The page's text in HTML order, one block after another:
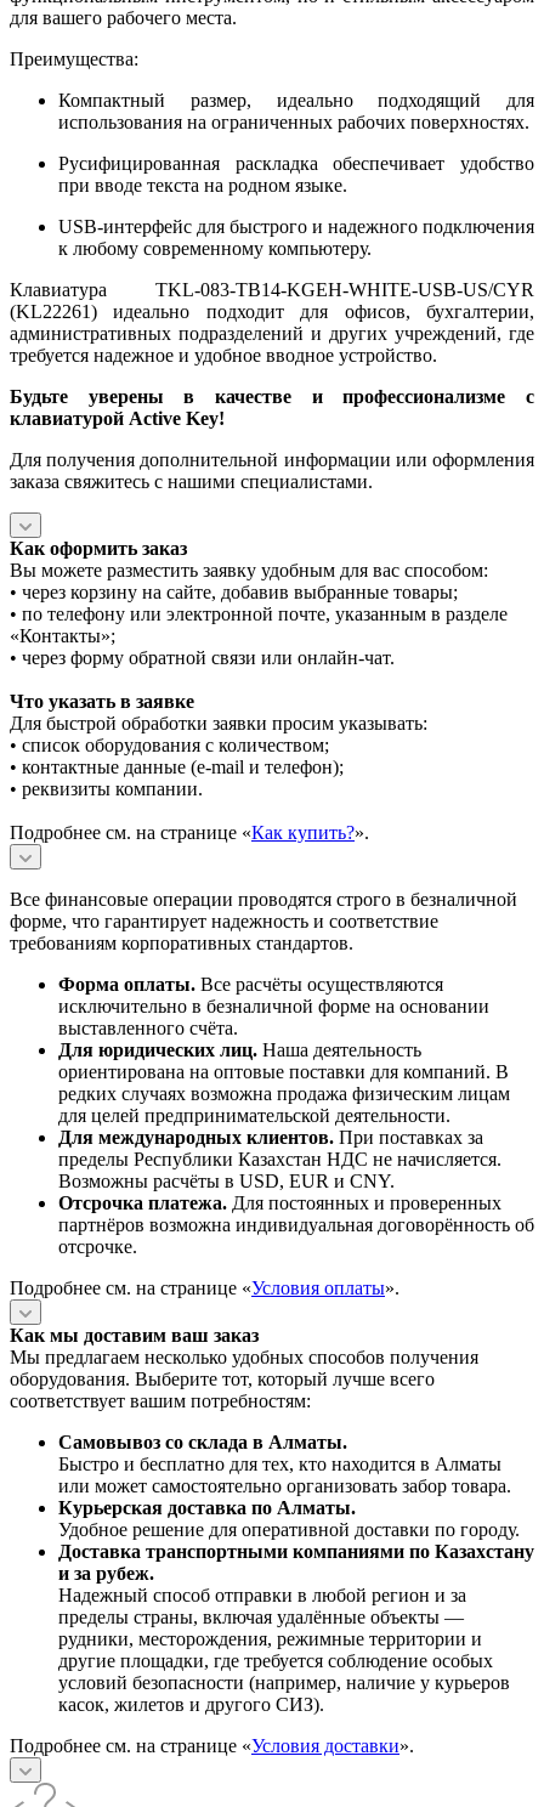
для вашего рабочего места.
Преимущества:
Компактный размер, идеально подходящий для
использования на ограниченных рабочих поверхностях.
Русифицированная раскладка обеспечивает удобство
при вводе текста на родном языке.
USB-интерфейс для быстрого и надежного подключения
к любому современному компьютеру.
Клавиатура TKL-083-TB14-KGEH-WHITE-USB-US/CYR
(KL22261) идеально подходит для офисов, бухгалтерии,
административных подразделений и других учреждений, где
требуется надежное и удобное вводное устройство.
Будьте уверены в качестве и профессионализме с
клавиатурой Active Key!
Для получения дополнительной информации или оформления
заказа свяжитесь с нашими специалистами.
Как оформить заказ
Вы можете разместить заявку удобным для вас способом:
• через корзину на сайте, добавив выбранные товары;
• по телефону или электронной почте, указанным в разделе
«Контакты»;
• через форму обратной связи или онлайн-чат.
Что указать в заявке
Для быстрой обработки заявки просим указывать:
• список оборудования с количеством;
• контактные данные (e-mail и телефон);
• реквизиты компании.
Подробнее см. на странице «Как купить?».
Все финансовые операции проводятся строго в безналичной
форме, что гарантирует надежность и соответствие
требованиям корпоративных стандартов.
Форма оплаты. Все расчёты осуществляются
исключительно в безналичной форме на основании
выставленного счёта.
Для юридических лиц. Наша деятельность
ориентирована на оптовые поставки для компаний. В
редких случаях возможна продажа физическим лицам
для целей предпринимательской деятельности.
Для международных клиентов. При поставках за
пределы Республики Казахстан НДС не начисляется.
Возможны расчёты в USD, EUR и CNY.
Отсрочка платежа. Для постоянных и проверенных
партнёров возможна индивидуальная договорённость об
отсрочке.
Подробнее см. на странице «Условия оплаты».
Как мы доставим ваш заказ
Мы предлагаем несколько удобных способов получения
оборудования. Выберите тот, который лучше всего
соответствует вашим потребностям:
Самовывоз со склада в Алматы.
Быстро и бесплатно для тех, кто находится в Алматы
или может самостоятельно организовать забор товара.
Курьерская доставка по Алматы.
Удобное решение для оперативной доставки по городу.
Доставка транспортными компаниями по Казахстану
и за рубеж.
Надежный способ отправки в любой регион и за
пределы страны, включая удалённые объекты —
рудники, месторождения, режимные территории и
другие площадки, где требуется соблюдение особых
условий безопасности (например, наличие у курьеров
касок, жилетов и другого СИЗ).
Подробнее см. на странице «Условия доставки».